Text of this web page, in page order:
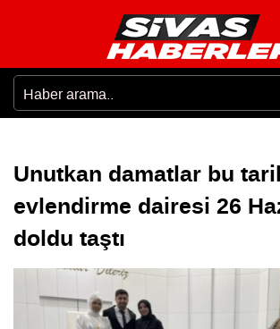
Unutkan damatlar bu
evlendirme dairesi 26
doldu taştı